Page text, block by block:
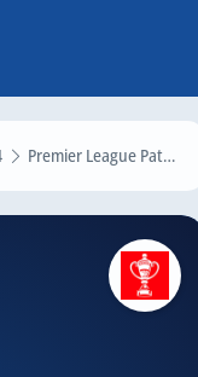
Premier League Path - Group Stage - 1